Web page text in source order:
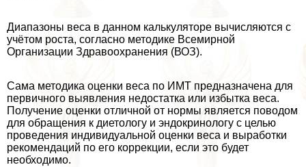
Диапазоны веса в данном калькуляторе вычисляются с
учётом роста, согласно методике Всемирной
Организации Здравоохранения (ВОЗ).
Сама методика оценки веса по ИМТ предназначена для
первичного выявления недостатка или избытка веса.
Получение оценки отличной от нормы является поводом
для обращения к диетологу и эндокринологу с целью
проведения индивидуальной оценки веса и выработки
рекомендаций по его коррекции, если это будет
необходимо.